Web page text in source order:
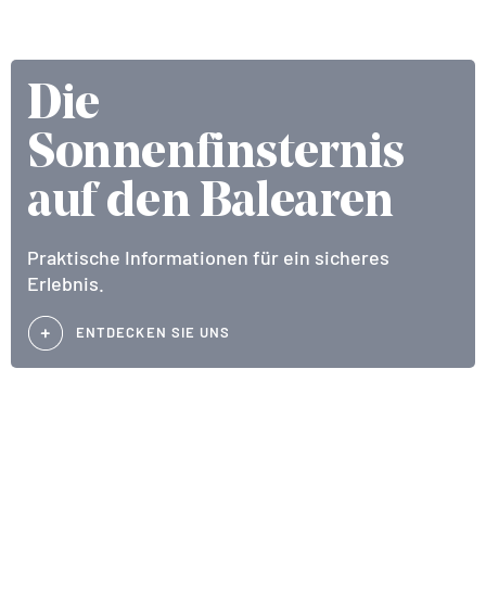
Die
Sonnenfinsternis
auf den Balearen
Praktische Informationen für ein sicheres
Erlebnis.
ENTDECKEN SIE UNS